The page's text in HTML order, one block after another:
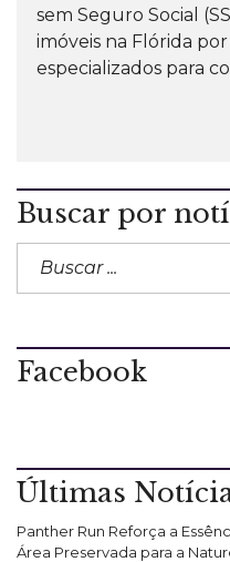
sem Seguro Social
imóveis na Flórida
especializados para
Buscar por
Facebook
Últimas
Panther Run Reforça a
Área Preservada para a